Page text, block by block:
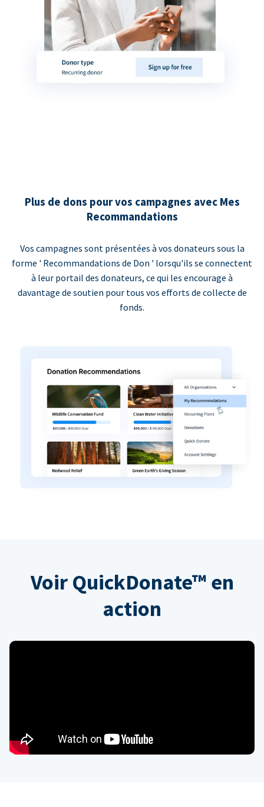
Plus de dons pour vos campagnes avec Mes
Recommandations
Vos campagnes sont présentées à vos donateurs sous la
forme ' Recommandations de Don ' lorsqu'ils se connectent
à leur portail des donateurs, ce qui les encourage à
davantage de soutien pour tous vos efforts de collecte de
fonds.
Voir QuickDonate™ en
action